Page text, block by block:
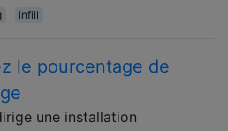
infill
le pourcentage de
une installation